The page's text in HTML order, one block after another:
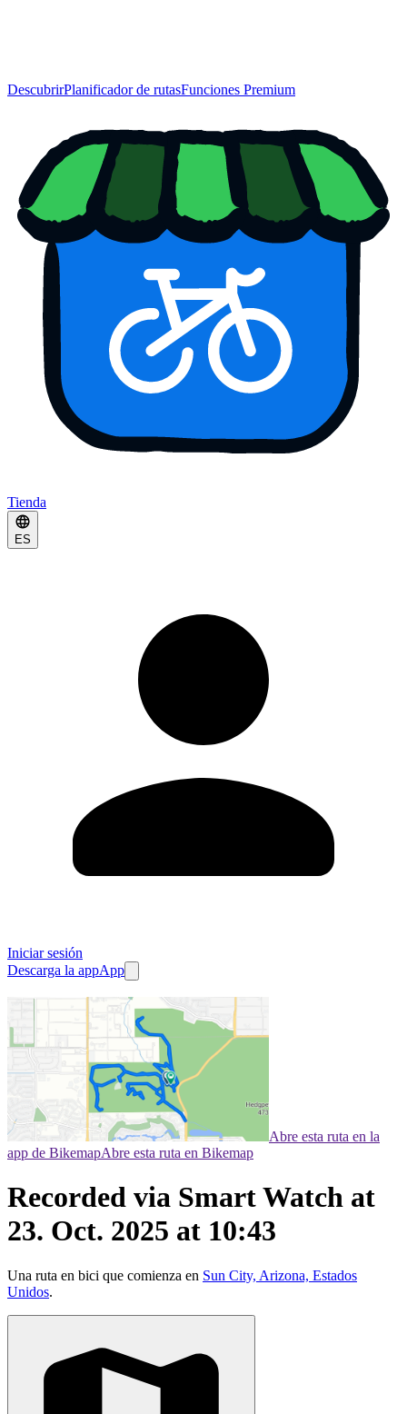
DescubrirPlanificador de rutasFunciones Premium
Tienda
ES
Iniciar sesión
Descarga la appApp
Abre esta ruta en la
app de BikemapAbre esta ruta en Bikemap
Recorded via Smart Watch at
23. Oct. 2025 at 10:43
Una ruta en bici que comienza en Sun City, Arizona, Estados
Unidos.